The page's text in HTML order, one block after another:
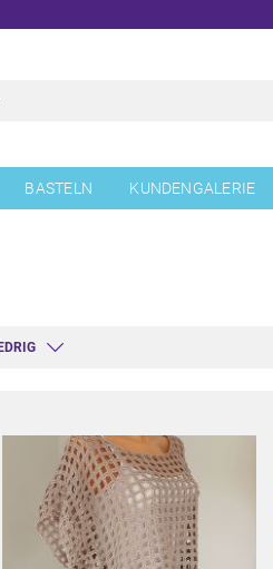
BASTELN KUNDENGALERIE